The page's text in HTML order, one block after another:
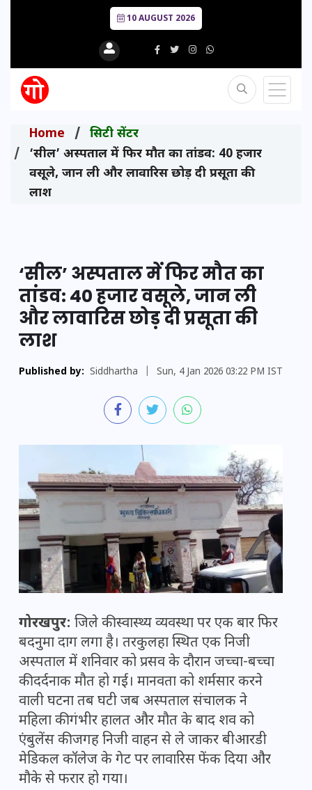
10 AUGUST 2026
Home
सिटी सेंटर
‘सील’ अस्पताल में फिर मौत का तांडव: 40 हजार
वसूले, जान ली और लावारिस छोड़ दी प्रसूता की
लाश
‘सील’ अस्पताल में फिर मौत का
तांडव: 40 हजार वसूले, जान ली
और लावारिस छोड़ दी प्रसूता की
लाश
Published by: Siddhartha Sun, 4 Jan 2026 03:22 PM IST
गोरखपुर: जिले कीस्वास्थ्य व्यवस्थापर एक बार फिर
बदनुमा दाग लगा है। तरकुलहा स्थित एक निजी
अस्पताल में शनिवार को प्रसव के दौरान जच्चा-बच्चा
की दर्दनाक मौत हो गई। मानवता को शर्मसार करने
वाली घटना तब घटी जब अस्पताल संचालक ने
महिला की गंभीर हालत और मौत के बाद शव को
एंबुलेंस की जगह निजी वाहन से ले जाकर बीआरडी
मेडिकल कॉलेज के गेट पर लावारिस फेंक दिया और
मौके से फरार हो गया।